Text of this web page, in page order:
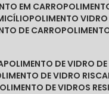
EM CARRO
POLIMENTO
DE CARRO
POLIMENTO DE VIDRO
DE VIDRO
POLIMENTO DE VIDROS